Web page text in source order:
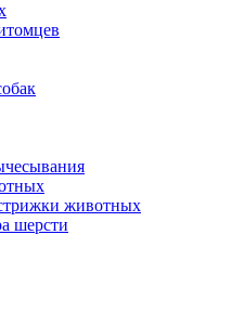
животных
шерсти